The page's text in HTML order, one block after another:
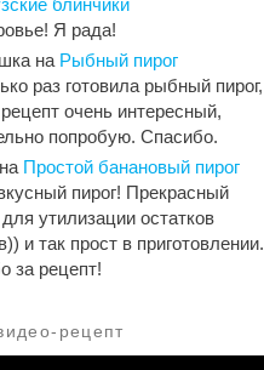
блинчики
Я рада!
на Рыбный пирог
раз готовила рыбный пирог,
очень интересный,
попробую. Спасибо.
на Простой банановый пирог
пирог! Прекрасный
утилизации остатков
и так прост в приготовлении.
за рецепт!
рецепт